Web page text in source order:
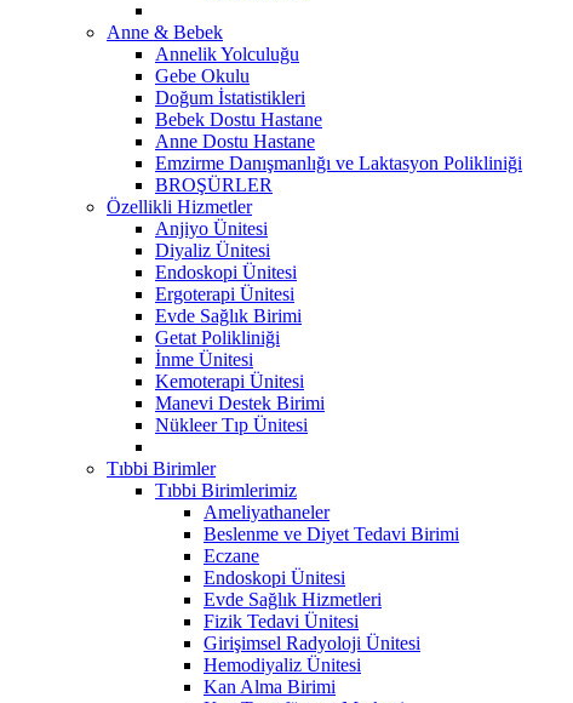
Anne & Bebek
Annelik Yolculuğu
Gebe Okulu
Doğum İstatistikleri
Bebek Dostu Hastane
Anne Dostu Hastane
Emzirme Danışmanlığı ve Laktasyon Polikliniği
BROŞÜRLER
Özellikli Hizmetler
Anjiyo Ünitesi
Diyaliz Ünitesi
Endoskopi Ünitesi
Ergoterapi Ünitesi
Evde Sağlık Birimi
Getat Polikliniği
İnme Ünitesi
Kemoterapi Ünitesi
Manevi Destek Birimi
Nükleer Tıp Ünitesi
Tıbbi Birimler
Tıbbi Birimlerimiz
Ameliyathaneler
Beslenme ve Diyet Tedavi Birimi
Eczane
Endoskopi Ünitesi
Evde Sağlık Hizmetleri
Fizik Tedavi Ünitesi
Girişimsel Radyoloji Ünitesi
Hemodiyaliz Ünitesi
Kan Alma Birimi